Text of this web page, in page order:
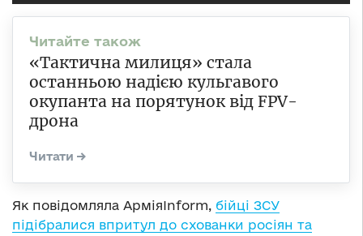
«Тактична милиця» стала
останньою надією кульгавого
окупанта на порятунок від FPV-
дрона
Як повідомляла АрміяInform, бійці ЗСУ
підібралися впритул до схованки росіян та